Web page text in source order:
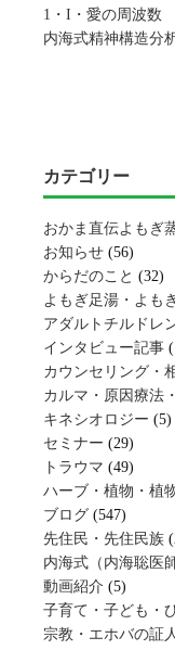
1・I・愛の周波数
内海式精神構造分
カテゴリー
おかま直伝よもぎ
お知らせ (56)
からだのこと (32)
よもぎ足湯・よも
アダルトチルドレ
インタビュー記事
カウンセリング・
カルマ・原因療法
キネシオロジー (5)
セミナー (29)
トラウマ (49)
ハーブ・植物・植
ブログ (547)
先住民・先住民族
内海式（内海聡医
動画紹介 (5)
子育て・子ども・
宗教・エホバの証